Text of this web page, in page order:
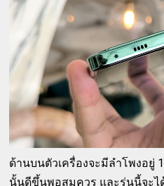
ด้านบนตัวเครื่องจะมีลำโพงอยู่
นั้นดีขึ้นพอสมควร และรุ่นนี้จะไ